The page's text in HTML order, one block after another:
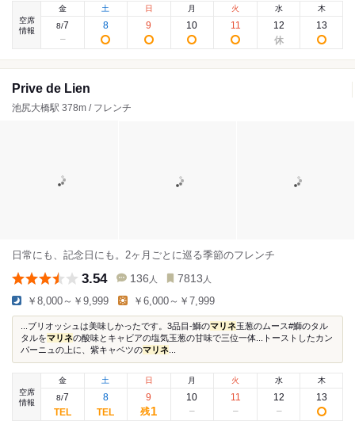
空席
情報
金
8/7
土
8
日
9
月
10
火
11
水
12
木
13
Prive de Lien
池尻大橋駅 378m / フレンチ
日常にも、記念日にも。2ヶ月ごとに巡る季節のフレンチ
3.54 136 人 7813 人
￥8,000～￥9,999 ￥6,000～￥7,999
...ブリオッシュは美味しかったです。3品目-鰤のマリネ玉葱のムース#鰤のタル
タルをマリネの酸味とキャビアの塩気玉葱の甘味で三位一体...トーストしたカン
パーニュの上に、紫キャベツのマリネ
空席
情報
金
8/7
土
8
日
9
残1
月
10
火
11
水
12
木
13